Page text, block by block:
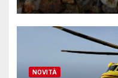
NOVITÀ